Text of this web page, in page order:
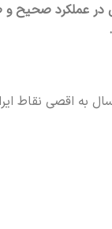
عملکرد صحیح
به اقصی نقاط